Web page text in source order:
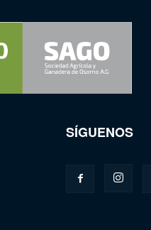
SÍGUENOS